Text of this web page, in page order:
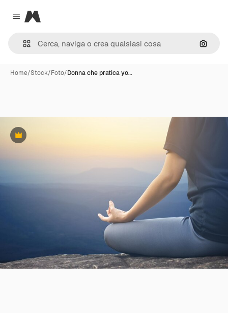
Close menu
Magnific
Cerca
Home/Stock/Foto/Donna che pratica yo…
Premium